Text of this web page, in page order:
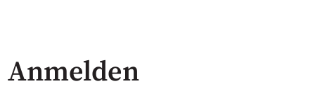
Anmelden